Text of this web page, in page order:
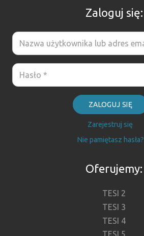
Zaloguj się:
ZALOGUJ SIĘ
Zarejestruj się
Nie pamiętasz hasła?
Oferujemy:
TESI 2
TESI 3
TESI 4
TESI 5